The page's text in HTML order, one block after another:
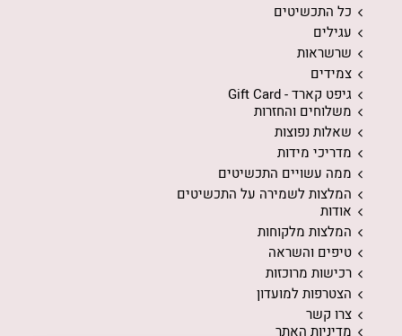
כל התכשיטים
עגילים
שרשראות
צמידים
גיפט קארד - Gift Card
משלוחים והחזרות
שאלות נפוצות
מדריכי מידות
ממה עשויים התכשיטים
המלצות לשמירה על התכשיטים
אודות
המלצות מלקוחות
טיפים והשראה
רכישות מרוכזות
הצטרפות למועדון
צרו קשר
מדיניות האתר